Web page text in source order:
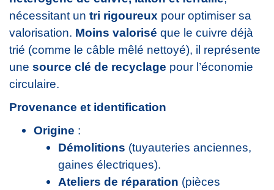
nécessitant un tri rigoureux pour optimiser sa
valorisation. Moins valorisé que le cuivre déjà
trié (comme le câble mêlé nettoyé), il représente
une source clé de recyclage pour l’économie
circulaire.
Provenance et identification
Origine :
Démolitions (tuyauteries anciennes,
gaines électriques).
Ateliers de réparation (pièces